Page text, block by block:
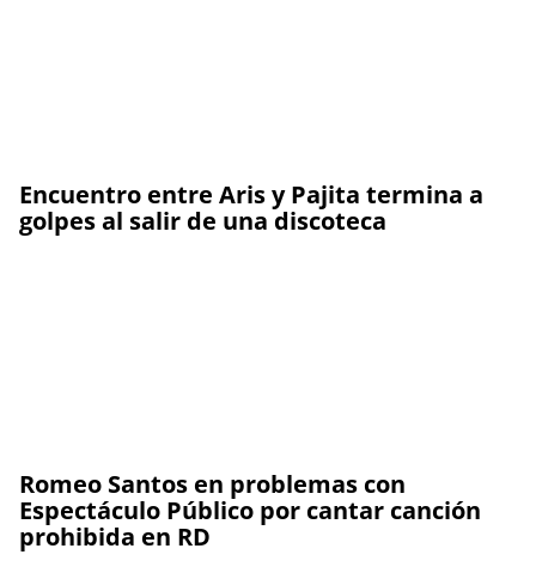
Encuentro entre Aris y Pajita termina a
golpes al salir de una discoteca
Romeo Santos en problemas con
Espectáculo Público por cantar canción
prohibida en RD